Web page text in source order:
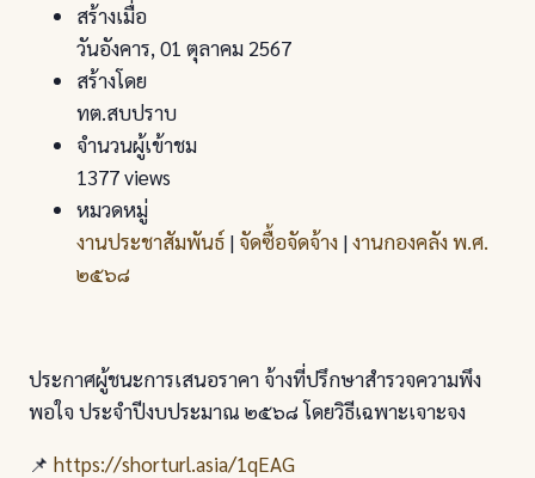
สร้างเมื่อ
วันอังคาร, 01 ตุลาคม 2567
สร้างโดย
ทต.สบปราบ
จำนวนผู้เข้าชม
1377 views
หมวดหมู่
งานประชาสัมพันธ์ | จัดซื้อจัดจ้าง |งานกองคลัง พ.ศ.
๒๕๖๘
ประกาศผู้ชนะการเสนอราคา จ้างที่ปรึกษาสำรวจความพึง
พอใจ ประจำปีงบประมาณ ๒๕๖๘ โดยวิธีเฉพาะเจาะจง
📌 https://shorturl.asia/1qEAG